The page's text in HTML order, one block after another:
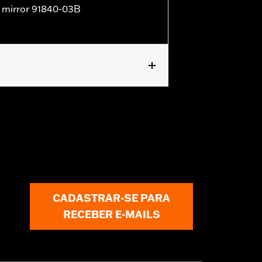
91840-03B
concerning every possible mirror
operating the motorcycle, check
CADASTRAR-SE PARA
RECEBER E-MAILS